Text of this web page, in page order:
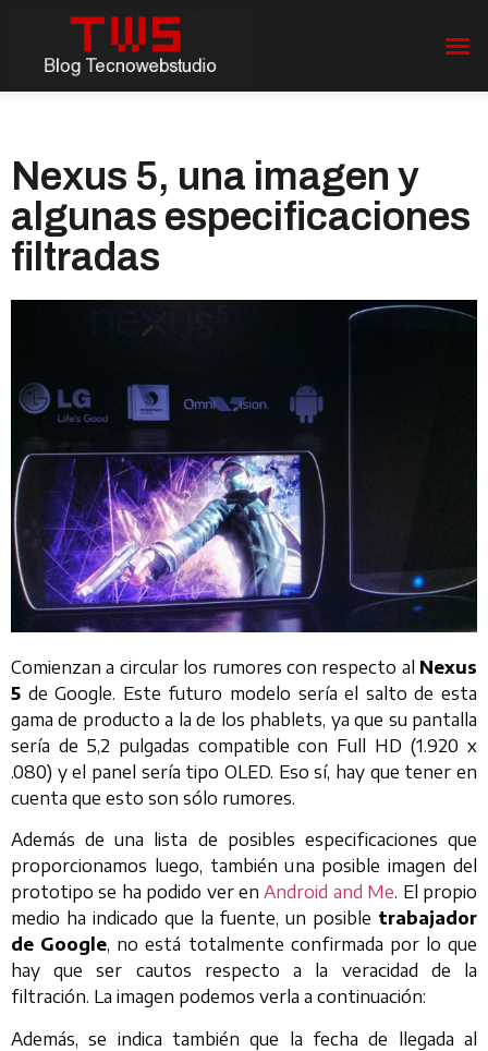
Nexus 5, una imagen y
algunas especificaciones
filtradas
Comienzan a circular los rumores con respecto al Nexus
5 de Google. Este futuro modelo sería el salto de esta
gama de producto a la de los phablets, ya que su pantalla
sería de 5,2 pulgadas compatible con Full HD (1.920 x
.080) y el panel sería tipo OLED. Eso sí, hay que tener en
cuenta que esto son sólo rumores.
Además de una lista de posibles especificaciones que
proporcionamos luego, también una posible imagen del
prototipo se ha podido ver enAndroid and Me. El propio
medio ha indicado que la fuente, un posible trabajador
de Google, no está totalmente confirmada por lo que
hay que ser cautos respecto a la veracidad de la
filtración. La imagen podemos verla a continuación:
Además, se indica también que la fecha de llegada al